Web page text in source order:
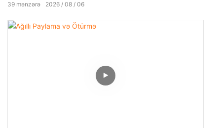
2026 08 06
39 mənzərə